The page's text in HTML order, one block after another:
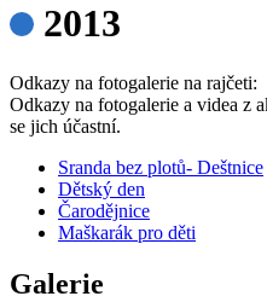
2013
Odkazy na fotogalerie na rajčeti:
Odkazy na fotogalerie a videa z
se jich účastní.
Sranda bez plotů- Deštnice
Dětský den
Čarodějnice
Maškarák pro děti
Galerie